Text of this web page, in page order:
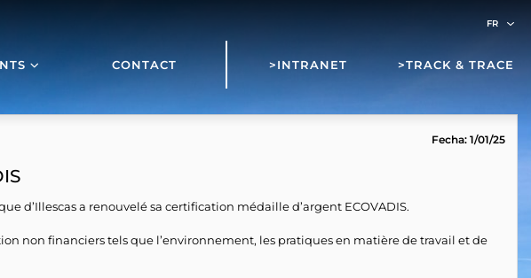
CONTACT >INTRANET >TRACK & TRACE
Fecha: 1/01/25
d’Illescas a renouvelé sa certification médaille d’argent ECOVADIS.
non financiers tels que l’environnement, les pratiques en matière de travail et de